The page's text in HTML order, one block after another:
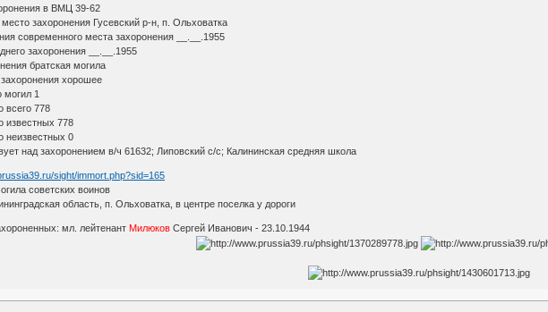
в ВМЦ 39-62
захоронения Гусевский р-н, п. Ольховатка
современного места захоронения __.__.1955
захоронения __.__.1955
братская могила
хорошее
могил 1
всего 778
известных 778
неизвестных 0
над захоронением в/ч 61632; Липовский с/с; Калининская средняя школа
sight/immort.php?sid=165
советских воинов
область, п. Ольховатка, в центре поселка у дороги
мл. лейтенант Милюков Сергей Иванович - 23.10.1944